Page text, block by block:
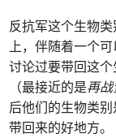
反抗军这个生物
上，伴随着一个
讨论过要带回这
（最接近的是再
后他们的生物类
带回来的好地方。